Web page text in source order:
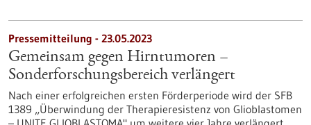
Pressemitteilung - 23.05.2023
Gemeinsam gegen Hirntumoren –
Sonderforschungsbereich verlängert
Nach einer erfolgreichen ersten Förderperiode wird der SFB
1389 „Überwindung der Therapieresistenz von Glioblastomen